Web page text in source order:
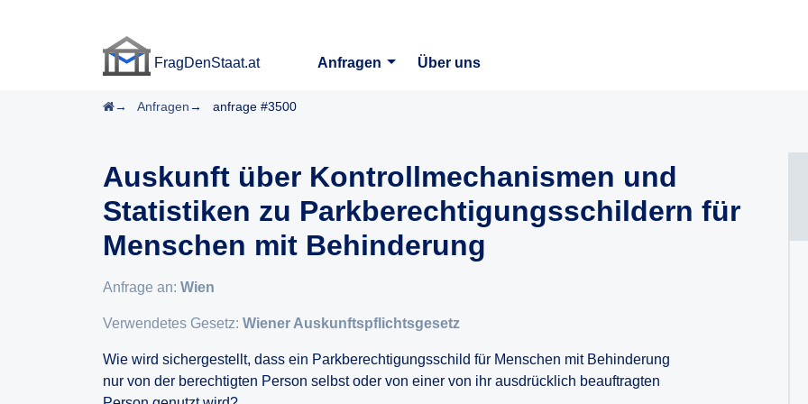
FragDenStaat.at
Anfragen
Über uns
Startseite
Anfragen anfrage #3500
Auskunft über Kontrollmechanismen und
Statistiken zu Parkberechtigungsschildern für
Menschen mit Behinderung
Anfrage an: Wien
Verwendetes Gesetz: Wiener Auskunftspflichtsgesetz
Wie wird sichergestellt, dass ein Parkberechtigungsschild für Menschen mit Behinderung
nur von der berechtigten Person selbst oder von einer von ihr ausdrücklich beauftragten